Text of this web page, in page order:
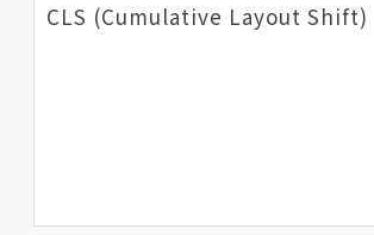
CLS (Cumulative Layout Shift)